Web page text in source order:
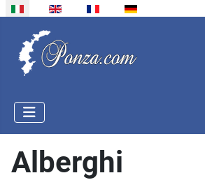
Seleziona la tua lingua
Alberghi